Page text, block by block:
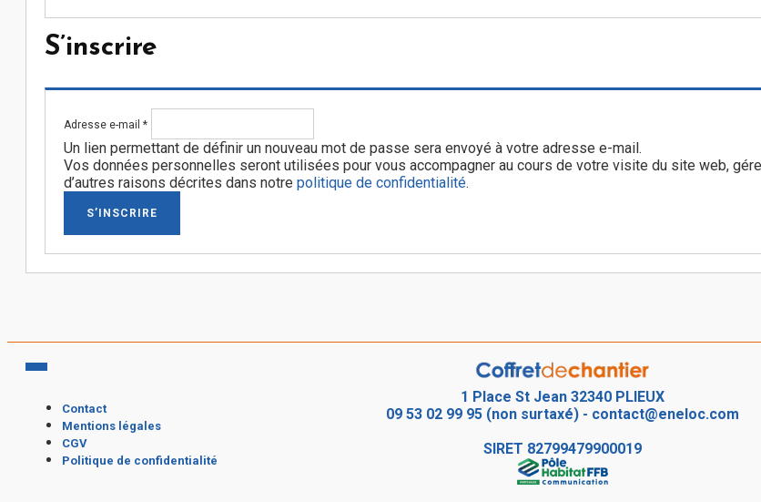
S’inscrire
Adresse e-mail *
Obligatoire
Un lien permettant de définir un nouveau mot de passe sera envoyé à votre adresse e-mail.
Vos données personnelles seront utilisées pour vous accompagner au cours de votre visite du site web,
d’autres raisons décrites dans notre politique de confidentialité.
S’INSCRIRE
Contact
Mentions légales
CGV
Politique de confidentialité
1 Place St Jean 32340 PLIEUX
09 53 02 99 95 (non surtaxé)- contact@eneloc.com
SIRET 82799479900019